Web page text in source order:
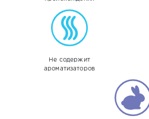
поплавали или вытерлись
необходимо обновить.
солнцезащитные
эффективную защиту после
Acid, Tocopherol, Lecithin,
Oleate, Glyceryl Stearate,
Linalool, Alpha-lsomethyl lonone,
Не содержит
ароматизаторов